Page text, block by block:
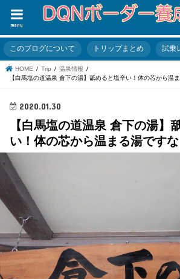
menu
このブログについて トリップまとめ 試乗
HOME Trip
温泉情報
【白馬塩の道温泉 倉下の湯】舐めると塩辛い！体の芯から温
2020.01.30
【白馬塩の道温泉 倉下の湯】
い！体の芯から温まる湯ですな